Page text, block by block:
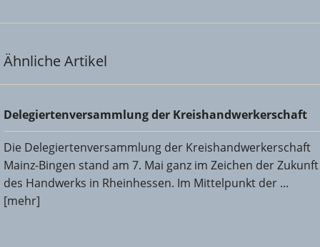
Ähnliche Artikel
Delegiertenversammlung der Kreishandwerkerschaft
Delegiertenversammlung der Kreishandwerkerschaft
Die Delegiertenversammlung der Kreishandwerkerschaft
Mainz-Bingen stand am 7. Mai ganz im Zeichen der Zukunft
des Handwerks in Rheinhessen. Im Mittelpunkt der ...
[mehr]